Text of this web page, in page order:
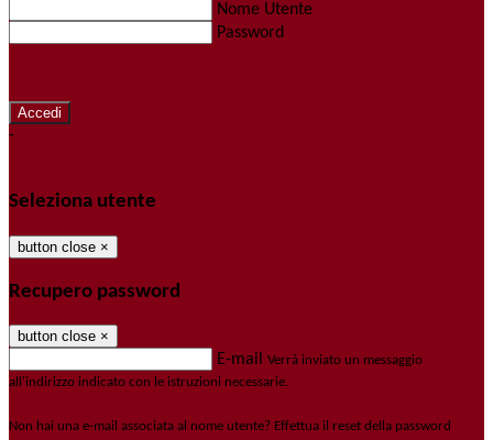
Nome Utente
Password
-
Seleziona utente
button close ×
Recupero password
button close ×
E-mail Verrà inviato un messaggio
all'indirizzo indicato con le istruzioni necessarie.
Non hai una e-mail associata al nome utente? Effettua il reset della password